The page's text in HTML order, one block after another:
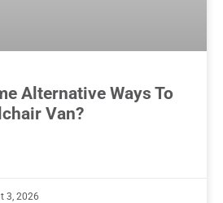
Alternative Ways To
Van?
3, 2026